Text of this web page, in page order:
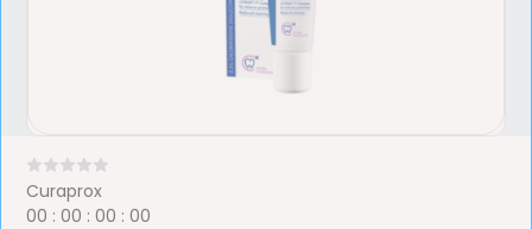
Curaprox
00 :00 :00 :00